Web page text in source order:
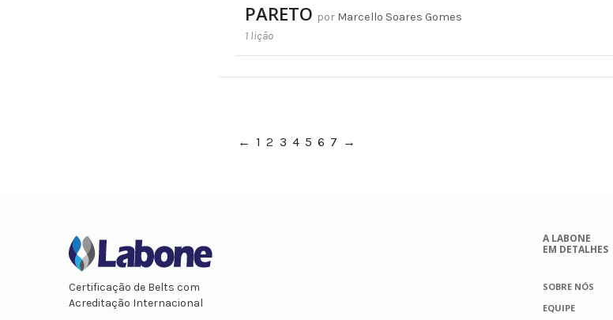
PARETO por Marcello Soares Gomes
1 lição
← 1 2 3 4 5 6 7 →
Certificação de Belts com
Acreditação Internacional
A LABONE
EM DETALHES
SOBRE NÓS
EQUIPE